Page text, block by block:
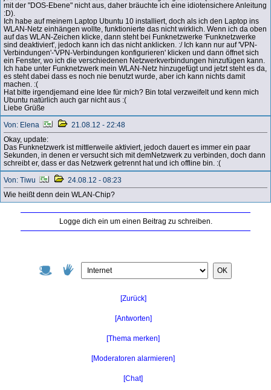
OK
[Zurück]
[Antworten]
[Thema merken]
[Moderatoren alarmieren]
[Chat]
mit der "DOS-Ebene" nicht aus, daher bräuchte ich eine idiotensichere Anleitung
:D).
Ich habe auf meinem Laptop Ubuntu 10 installiert, doch als ich den Laptop ins
WLAN-Netz einhängen wollte, funktionierte das nicht wirklich. Wenn ich da oben
auf das WLAN-Zeichen klicke, dann steht bei Funknetzwerke 'Funknetzwerke
sind deaktiviert', jedoch kann ich das nicht anklicken. :/ Ich kann nur auf 'VPN-
Verbindungen'-'VPN-Verbindungen konfigurieren' klicken und dann öffnet sich
ein Fenster, wo ich die verschiedenen Netzwerkverbindungen hinzufügen kann.
Ich habe unter Funknetzwerk mein WLAN-Netz hinzugefügt und jetzt steht es da,
es steht dabei dass es noch nie benutzt wurde, aber ich kann nichts damit
machen. :(
Hat bitte irgendjemand eine Idee für mich? Bin total verzweifelt und kenn mich
Ubuntu natürlich auch gar nicht aus :(
Liebe Grüße
Von: Elena
21.08.12 - 22:48
Okay, update:
Das Funknetzwerk ist mittlerweile aktiviert, jedoch dauert es immer ein paar
Sekunden, in denen er versucht sich mit demNetzwerk zu verbinden, doch dann
schreibt er, dass er das Netzwerk getrennt hat und ich offline bin. :(
Von: Tiwu
24.08.12 - 08:23
Wie heißt denn dein WLAN-Chip?
Logge dich ein um einen Beitrag zu schreiben.